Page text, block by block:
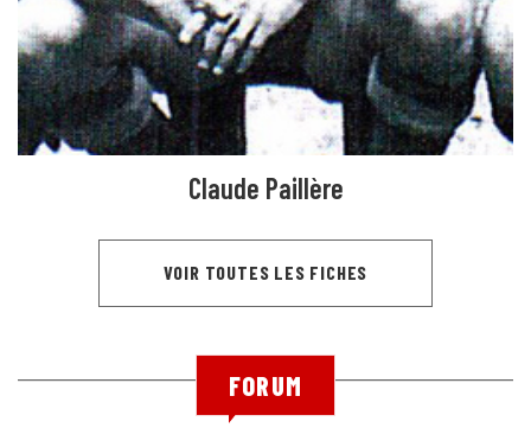
Claude Paillère
VOIR TOUTES LES FICHES
FORUM